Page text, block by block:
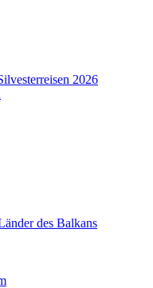
2026
des Balkans